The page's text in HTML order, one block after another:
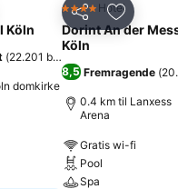
favoritter
Köln
(22.201 bedømmelser
domkirke
Del Føj til
4 StjernerHotel
Dorint An der
Köln
8,5 Fremragende (
0.4 km til Lanxess
Arena
Gratis wi-fi
Pool
Spa